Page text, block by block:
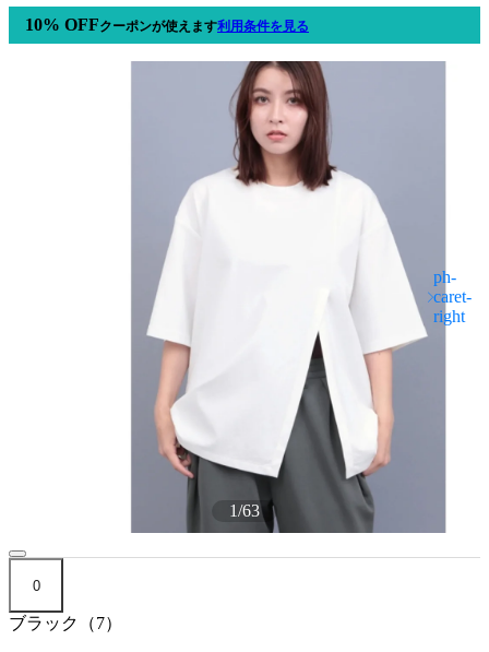
10% OFFクーポンが使えます利用条件を見る
1/63
0
ブラック（7）